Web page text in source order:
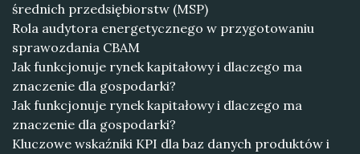
średnich przedsiębiorstw (MSP)
Rola audytora energetycznego w przygotowaniu
sprawozdania CBAM
Jak funkcjonuje rynek kapitałowy i dlaczego ma
znaczenie dla gospodarki?
Jak funkcjonuje rynek kapitałowy i dlaczego ma
znaczenie dla gospodarki?
Kluczowe wskaźniki KPI dla baz danych produktów i